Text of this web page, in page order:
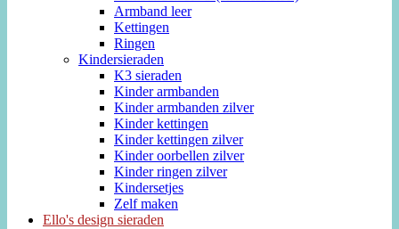
Armband leer
Kettingen
Ringen
Kindersieraden
K3 sieraden
Kinder armbanden
Kinder armbanden zilver
Kinder kettingen
Kinder kettingen zilver
Kinder oorbellen zilver
Kinder ringen zilver
Kindersetjes
Zelf maken
Ello's design sieraden